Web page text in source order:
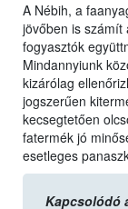
A Nébih, a
jövőben is számít
fogyasztók
Mindannyiunk
kizárólag
jogszerűen
kecsegtetően
fatermék jó
esetleges
Kapcsolódó